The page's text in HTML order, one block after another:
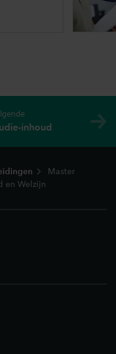
inhoud
Master
en Welzijn